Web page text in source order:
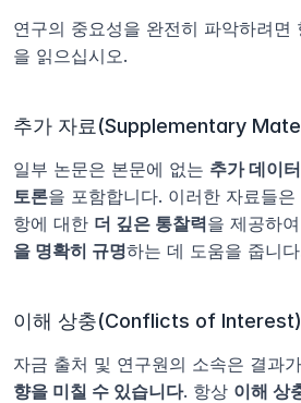
연구의 중요성을 완전히 파악하려면
을 읽으십시오.
추가 자료(Supplementary
일부 논문은 본문에 없는 추가 데이
토론을 포함합니다. 이러한 자료들
항에 대한 더 깊은 통찰력을 제공하
을 명확히 규명하는 데 도움을 줍니
이해 상충(Conflicts of Interest)
자금 출처 및 연구원의 소속은 결과
향을 미칠 수 있습니다. 항상 이해 상